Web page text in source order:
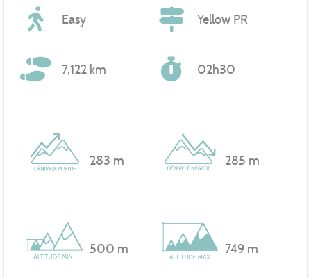
Easy Yellow PR
7,122 km 02h30
283 m 285 m
500 m 749 m